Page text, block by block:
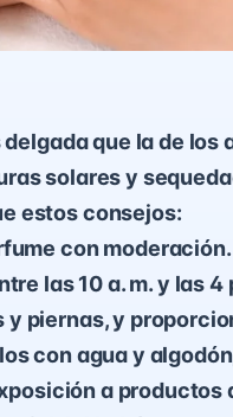
que la de los
solares y
estos consejos:
con
las 10 a. m. y las 4
piernas, y
con agua y
a productos